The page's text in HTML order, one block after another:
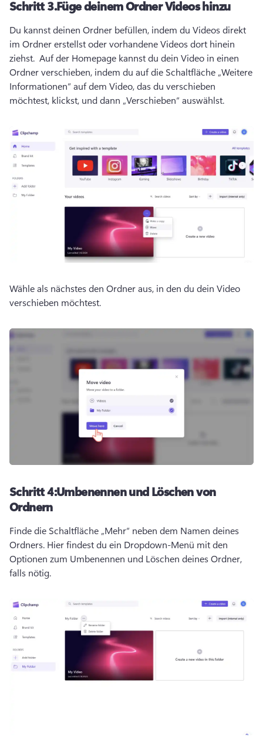
Schritt 3.Füge deinem Ordner Videos hinzu
Du kannst deinen Ordner befüllen, indem du Videos direkt
im Ordner erstellst oder vorhandene Videos dort hinein
ziehst. Auf der Homepage kannst du dein Video in einen
Ordner verschieben, indem du auf die Schaltfläche „Weitere
Informationen“ auf dem Video, das du verschieben
möchtest, klickst, und dann „Verschieben“ auswählst.
Wähle als nächstes den Ordner aus, in den du dein Video
verschieben möchtest.
Schritt 4:Umbenennen und Löschen von
Ordnern
Finde die Schaltfläche „Mehr“ neben dem Namen deines
Ordners. Hier findest du ein Dropdown-Menü mit den
Optionen zum Umbenennen und Löschen deines Ordner,
falls nötig.